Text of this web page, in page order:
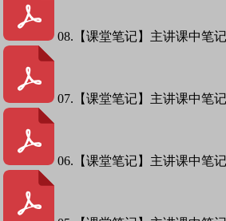
08.【课堂笔记】主讲课中笔
07.【课堂笔记】主讲课中笔
06.【课堂笔记】主讲课中笔